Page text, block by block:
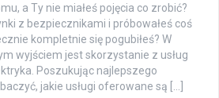
a Ty nie miałeś pojęcia co zrobić?
z bezpiecznikami i próbowałeś coś
kompletnie się pogubiłeś? W
wyjściem jest skorzystanie z usług
Poszukując najlepszego
jakie usługi oferowane są […]